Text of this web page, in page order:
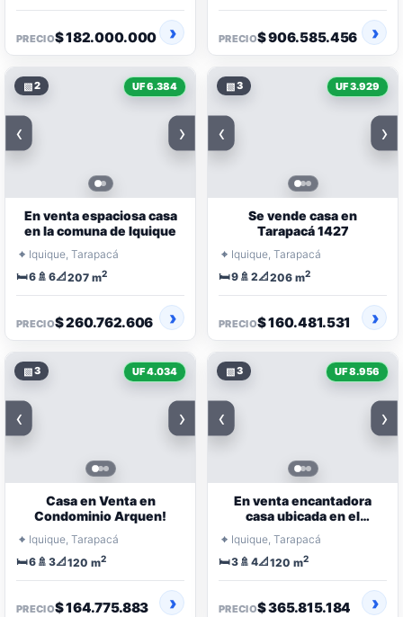
PRECIO$ 182.000.000 PRECIO$ 906.585.456
▧2 UF 6.384
‹ ›
En venta espaciosa casa
en la comuna de Iquique
⌖ Iquique, Tarapacá
🛏️6 🚿 6📐207 m2
PRECIO$ 260.762.606
▧3 UF 3.929
‹ ›
Se vende casa en
Tarapacá 1427
⌖ Iquique, Tarapacá
🛏️9 🚿 2📐206 m2
PRECIO$ 160.481.531
▧3 UF 4.034
‹ ›
Casa en Venta en
Condominio Arquen!
⌖ Iquique, Tarapacá
🛏️6 🚿 3📐120 m2
PRECIO$ 164.775.883
▧3 UF 8.956
‹ ›
En venta encantadora
casa ubicada en el
consolidado sector sur de
Iquique
⌖ Iquique, Tarapacá
🛏️3 🚿 4📐120 m2
PRECIO$ 365.815.184